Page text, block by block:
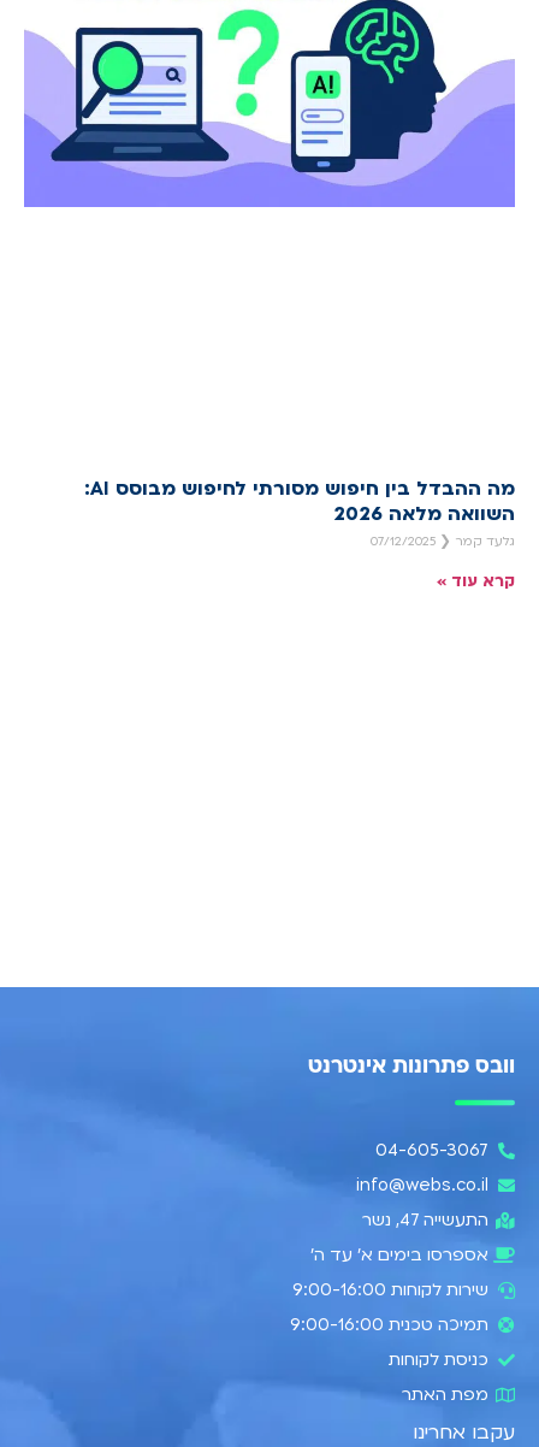
מה ההבדל בין חיפוש מסורתי לחיפוש מבוסס AI:
השוואה מלאה 2026
גלעד קמר
קרא עוד »
וובס פתרונות אינטרנט
04-605-3067
info@webs.co.il
התעשייה 47, נשר​
אספרסו בימים א’ עד ה׳
שירות לקוחות 9:00-16:00
תמיכה טכנית 9:00-16:00
כניסת לקוחות
מפת האתר
עקבו אחרינו